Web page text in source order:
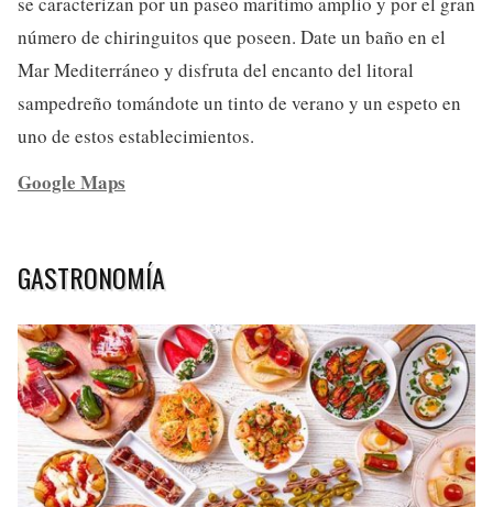
número de chiringuitos que poseen. Date un baño en el
Mar Mediterráneo y disfruta del encanto del litoral
sampedreño tomándote un tinto de verano y un espeto en
uno de estos establecimientos.
Google Maps
GASTRONOMÍA